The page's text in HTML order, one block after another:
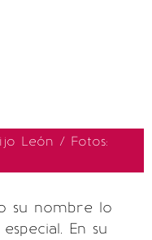
León / Fotos:
su nombre lo
En su